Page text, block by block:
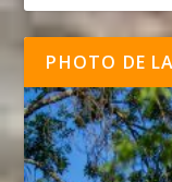
PHOTO DE